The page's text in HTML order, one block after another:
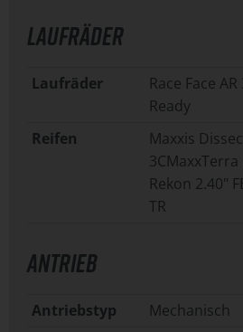
LAUFRÄDER
Laufräder
Race Face
Ready
Reifen
Maxxis
3CMaxxTerra
Rekon 2.40"
TR
ANTRIEB
Antriebstyp
Mechanisch